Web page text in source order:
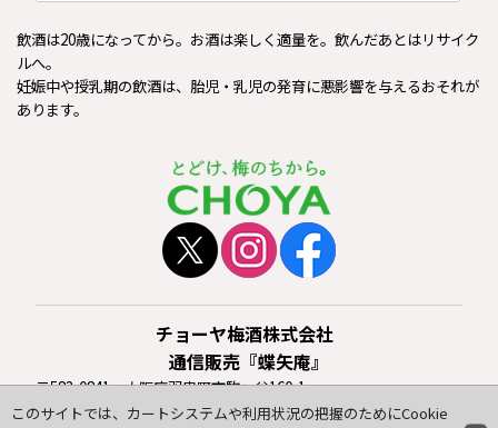
飲酒は20歳になってから。お酒は楽しく適量を。飲んだあとはリサイク
ルへ。
妊娠中や授乳期の飲酒は、胎児・乳児の発育に悪影響を与えるおそれが
あります。
チョーヤ梅酒株式会社
通信販売『蝶矢庵』
〒583-0841 大阪府羽曳野市駒ヶ谷160-1
TEL：0120-919-553（フリーダイヤル）
このサイトでは、カートシステムや利用状況の把握のためにCookie